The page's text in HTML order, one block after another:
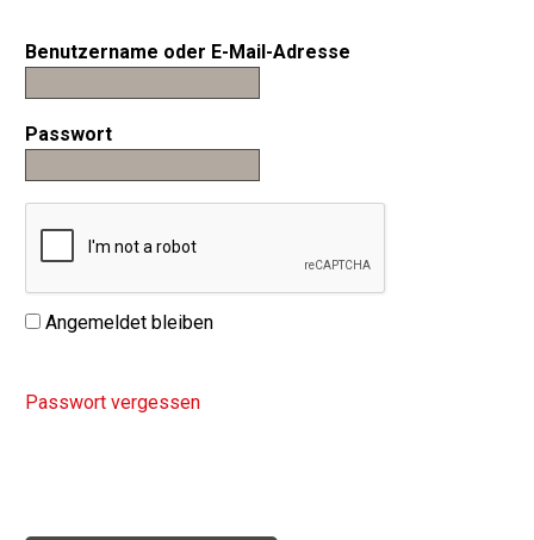
Benutzername oder E-Mail-Adresse
Passwort
Angemeldet bleiben
Passwort vergessen